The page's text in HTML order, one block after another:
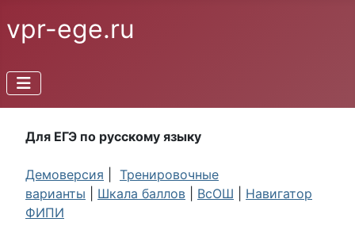
vpr-ege.ru
Для ЕГЭ по русскому языку
Демоверсия
Тренировочные
варианты
Шкала баллов ВсОШ
Навигатор
ФИПИ